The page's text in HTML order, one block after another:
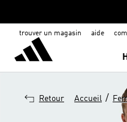
trouver un magasin aide
Retour Accueil /